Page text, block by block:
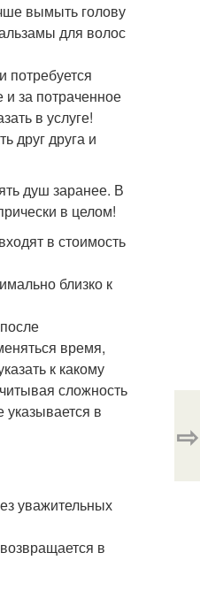
вымыть голову
для волос
и за потраченное
в услуге!
друг друга и
душ заранее. В
в целом!
в стоимость
близко к
время,
к какому
сложность
указывается в
уважительных
в
⇨